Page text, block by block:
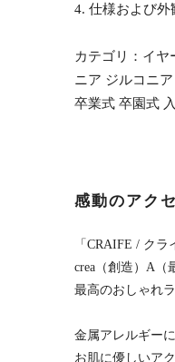
4. 仕様および外
カテゴリ：イ
ニア ジルコニ
卒業式 卒園式
感動のアク
「CRAIFE / クラ
crea（創造）A（
最高のおしゃれ
金属アレルギー
お肌に優しいア